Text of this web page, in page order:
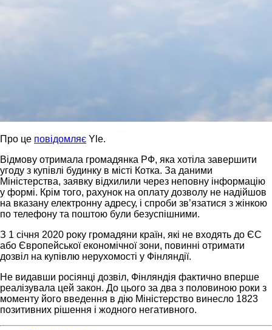
Про це повідомляє Yle.
Відмову отримала громадянка РФ, яка хотіла завершити
угоду з купівлі будинку в місті Котка. За даними
Міністерства, заявку відхилили через неповну інформацію
у формі. Крім того, рахунок на оплату дозволу не надійшов
на вказану електронну адресу, і спроби зв’язатися з жінкою
по телефону та поштою були безуспішними.
З 1 січня 2020 року громадяни країн, які не входять до ЄС
або Європейської економічної зони, повинні отримати
дозвіл на купівлю нерухомості у Фінляндії.
Не видавши росіянці дозвіл, Фінляндія фактично вперше
реалізувала цей закон. До цього за два з половиною роки з
моменту його введення в дію Міністерство винесло 1823
позитивних рішення і жодного негативного.